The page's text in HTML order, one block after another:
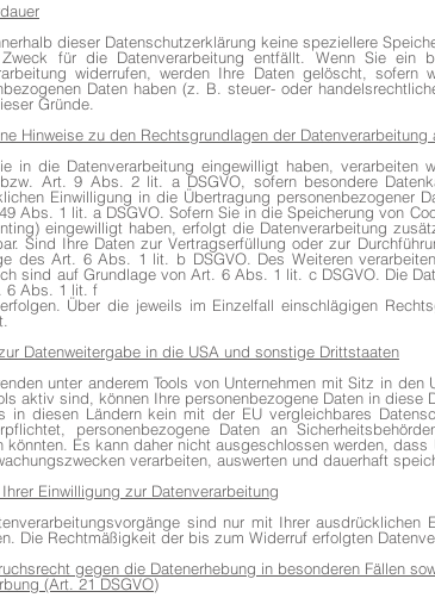
dieser Datenschutzerklärung keine speziellere
für die Datenverarbeitung entfällt. Wenn Sie ein
widerrufen, werden Ihre Daten gelöscht,
Daten haben (z. B. steuer- oder
Gründe.
Hinweise zu den Rechtsgrundlagen der
in die Datenverarbeitung eingewilligt haben,
bzw. Art. 9 Abs. 2 lit. a DSGVO, sofern besondere
Einwilligung in die Übertragung personenbezogener
Abs. 1 lit. a DSGVO. Sofern Sie in die Speicherung von
eingewilligt haben, erfolgt die Datenverarbeitung
Sind Ihre Daten zur Vertragserfüllung oder zur
des Art. 6 Abs. 1 lit. b DSGVO. Des Weiteren
sind auf Grundlage von Art. 6 Abs. 1 lit. c DSGVO. Die
6 Abs. 1 lit. f
Über die jeweils im Einzelfall einschlägigen
Datenweitergabe in die USA und sonstige Drittstaaten
unter anderem Tools von Unternehmen mit Sitz in
aktiv sind, können Ihre personenbezogene Daten in
in diesen Ländern kein mit der EU vergleichbares
personenbezogene Daten an
könnten. Es kann daher nicht ausgeschlossen werden,
verarbeiten, auswerten und dauerhaft
Einwilligung zur Datenverarbeitung
sind nur mit Ihrer
Die Rechtmäßigkeit der bis zum Widerruf erfolgten
gegen die Datenerhebung in besonderen Fällen
(Art. 21 DSGVO)